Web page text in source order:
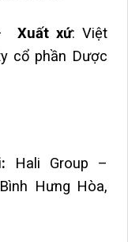
Xuất xứ: Việt
cổ phần Dược
Hali Group –
Hưng Hòa,